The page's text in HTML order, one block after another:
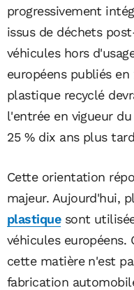
progressivement
issus de déchets
véhicules hors
européens publiés en
plastique recyclé
l'entrée en vigueur
25 % dix ans plus
Cette orientation
majeur. Aujourd'hui,
plastiquesont
véhicules européens.
cette matière n'est
fabrication